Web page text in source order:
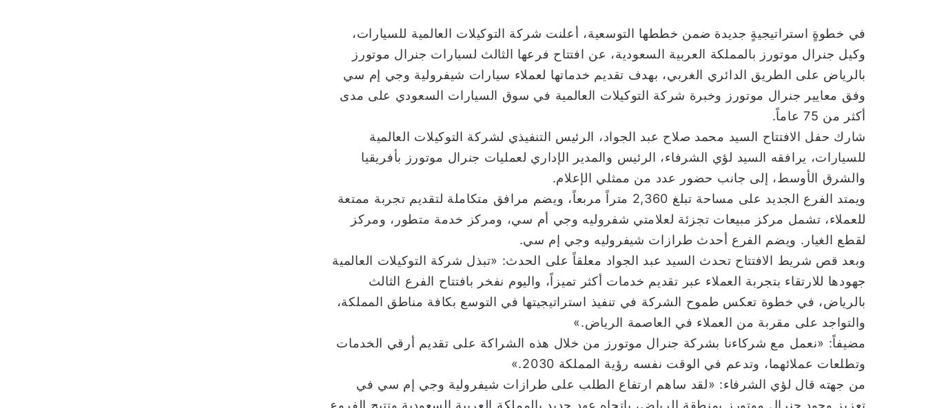
في خطوةٍ استراتيجيةٍ جديدة ضمن خططها التوسعية، أعلنت شركة التوكيلات العالمية للسيارات،
وكيل جنرال موتورز بالمملكة العربية السعودية، عن افتتاح فرعها الثالث لسيارات جنرال موتورز
بالرياض على الطريق الدائري الغربي، بهدف تقديم خدماتها لعملاء سيارات شيفرولية وجي إم سي
وفق معايير جنرال موتورز وخبرة شركة التوكيلات العالمية في سوق السيارات السعودي على مدى
أكثر من 75 عاماً.
شارك حفل الافتتاح السيد محمد صلاح عبد الجواد، الرئيس التنفيذي لشركة التوكيلات العالمية
للسيارات، يرافقه السيد لؤي الشرفاء، الرئيس والمدير الإداري لعمليات جنرال موتورز بأفريقيا
والشرق الأوسط، إلى جانب حضور عدد من ممثلي الإعلام.
ويمتد الفرع الجديد على مساحة تبلغ 2,360 متراً مربعاً، ويضم مرافق متكاملة لتقديم تجربة ممتعة
للعملاء، تشمل مركز مبيعات تجزئة لعلامتي شفروليه وجي أم سي، ومركز خدمة متطور، ومركز
لقطع الغيار. ويضم الفرع أحدث طرازات شيفروليه وجي إم سي.
وبعد قص شريط الافتتاح تحدث السيد عبد الجواد معلقاً على الحدث: «تبذل شركة التوكيلات العالمية
جهودها للارتقاء بتجربة العملاء عبر تقديم خدمات أكثر تميزاً، واليوم نفخر بافتتاح الفرع الثالث
بالرياض، في خطوة تعكس طموح الشركة في تنفيذ استراتيجيتها في التوسع بكافة مناطق المملكة،
والتواجد على مقربة من العملاء في العاصمة الرياض.»
مضيفاً: «نعمل مع شركاءنا بشركة جنرال موتورز من خلال هذه الشراكة على تقديم أرقي الخدمات
وتطلعات عملائهما، وتدعم في الوقت نفسه رؤية المملكة 2030.»
من جهته قال لؤي الشرفاء: «لقد ساهم ارتفاع الطلب على طرازات شيفرولية وجي إم سي في
تعزيز وجود جنرال موتورز بمنطقة الرياض، باتجاه عهد جديد بالمملكة العربية السعودية وتتيح الفروع